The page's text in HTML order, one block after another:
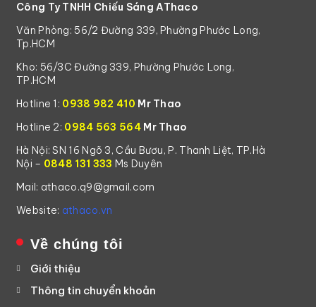
Công Ty TNHH Chiếu Sáng AThaco
Văn Phòng: 56/2 Đường 339, Phường Phước Long,
Tp.HCM
Kho: 56/3C Đường 339, Phường Phước Long,
TP.HCM
Hotline 1: 0938 982 410 Mr Thao
Hotline 2: 0984 563 564Mr Thao
Hà Nội: SN 16 Ngõ 3, Cầu Bươu, P. Thanh Liệt, TP.Hà
Nội – 0848 131 333 Ms Duyên
Mail: athaco.q9@gmail.com
Website: athaco.vn
Về chúng tôi
Giới thiệu
Thông tin chuyển khoản